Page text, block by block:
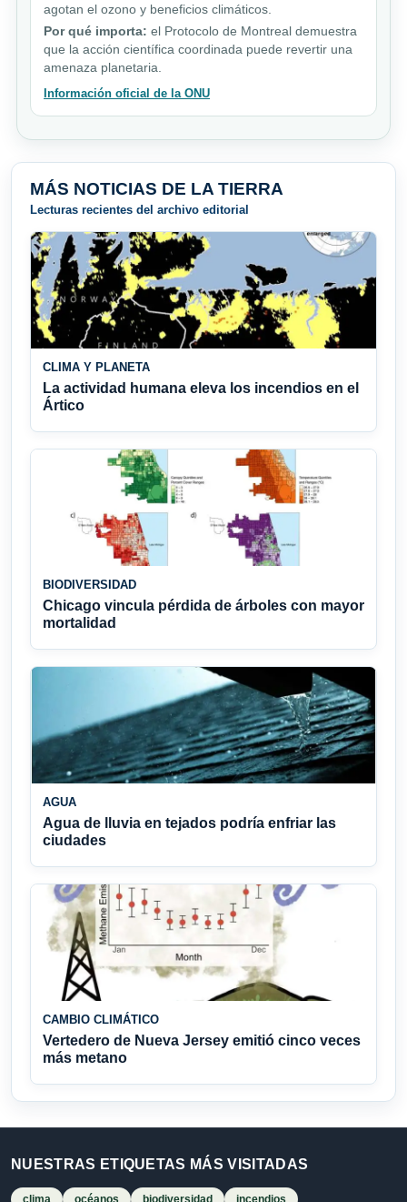
agotan el ozono y beneficios climáticos.
Por qué importa: el Protocolo de Montreal demuestra
que la acción científica coordinada puede revertir una
amenaza planetaria.
Información oficial de la ONU
MÁS NOTICIAS DE LA TIERRA
Lecturas recientes del archivo editorial
CLIMA Y PLANETA
La actividad humana eleva los incendios en el
Ártico
BIODIVERSIDAD
Chicago vincula pérdida de árboles con mayor
mortalidad
AGUA
Agua de lluvia en tejados podría enfriar las
ciudades
CAMBIO CLIMÁTICO
Vertedero de Nueva Jersey emitió cinco veces
más metano
NUESTRAS ETIQUETAS MÁS VISITADAS
clima océanos biodiversidad
incendios